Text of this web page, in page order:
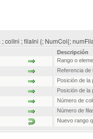
colIni ; filaIni {; NumCol{;
Descripción
Rango o
Referencia de
Posición de la
Posición de la
Número de
Número de
Nuevo rango